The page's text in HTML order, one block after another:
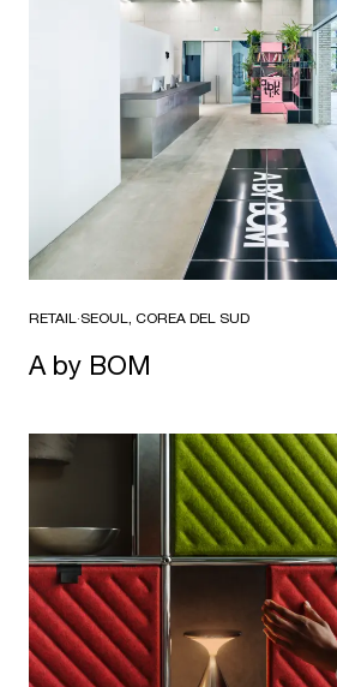
RETAIL·SEOUL, COREA DEL SUD
A by BOM